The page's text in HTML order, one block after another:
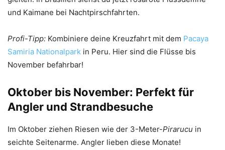
und Kaimane bei Nachtpirschfahrten.
Profi-Tipp: Kombiniere deine Kreuzfahrt mit dem Pacaya
Samiria Nationalpark in Peru. Hier sind die Flüsse bis
November befahrbar!
Oktober bis November: Perfekt für
Angler und Strandbesuche
Im Oktober ziehen Riesen wie der 3-Meter-Pirarucu in
seichte Seitenarme. Angler lieben diese Monate!